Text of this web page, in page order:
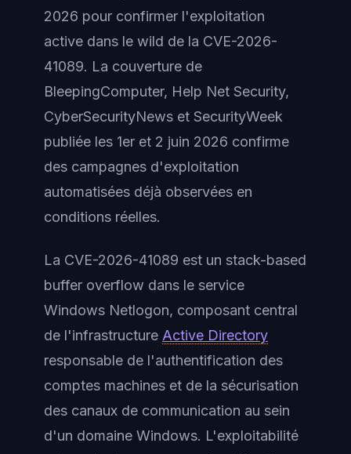
2026 pour confirmer l'exploitation
active dans le wild de la CVE-2026-
41089. La couverture de
BleepingComputer, Help Net Security,
CyberSecurityNews et SecurityWeek
publiée les 1er et 2 juin 2026 confirme
des campagnes d'exploitation
automatisées déjà observées en
conditions réelles.
La CVE-2026-41089 est un stack-based
buffer overflow dans le service
Windows Netlogon, composant central
de l'infrastructure Active Directory
responsable de l'authentification des
comptes machines et de la sécurisation
des canaux de communication au sein
d'un domaine Windows. L'exploitabilité